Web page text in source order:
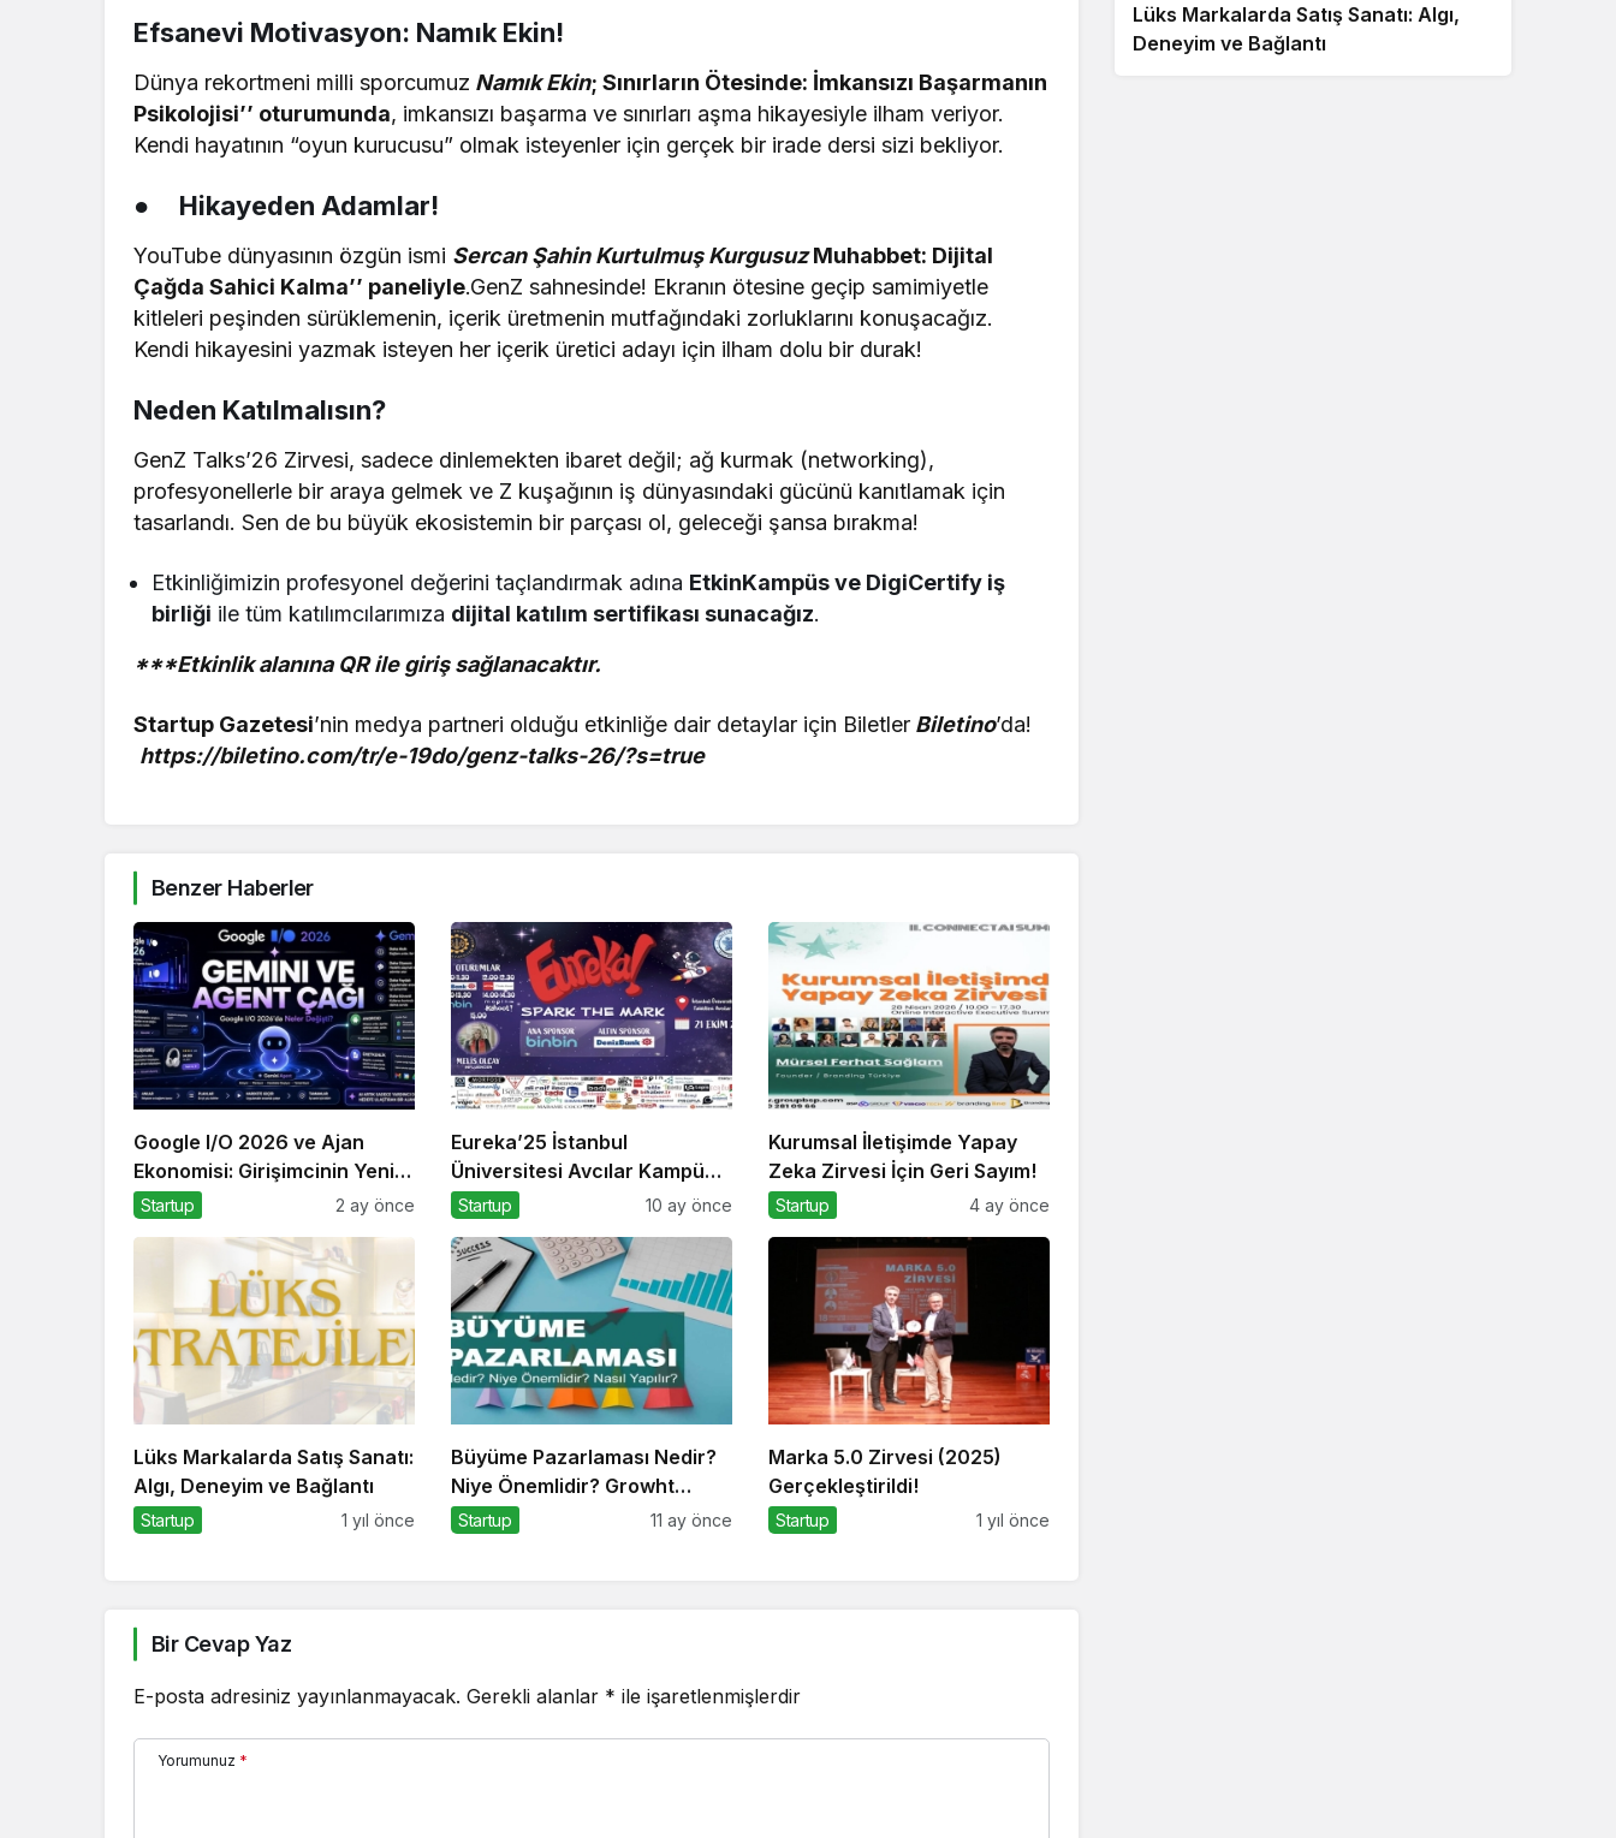
Efsanevi Motivasyon: Namık Ekin!
Dünya rekortmeni milli sporcumuz Namık Ekin;Sınırların Ötesinde: İmkansızı Başarmanın
Psikolojisi’’ oturumunda, imkansızı başarma ve sınırları aşma hikayesiyle ilham veriyor.
Kendi hayatının “oyun kurucusu” olmak isteyenler için gerçek bir irade dersi sizi bekliyor.
● Hikayeden Adamlar!
YouTube dünyasının özgün ismi Sercan Şahin KurtulmuşKurgusuzMuhabbet: Dijital
Çağda Sahici Kalma’’ paneliyle.GenZ sahnesinde! Ekranın ötesine geçip samimiyetle
kitleleri peşinden sürüklemenin, içerik üretmenin mutfağındaki zorluklarını konuşacağız.
Kendi hikayesini yazmak isteyen her içerik üretici adayı için ilham dolu bir durak!
Neden Katılmalısın?
GenZ Talks’26 Zirvesi, sadece dinlemekten ibaret değil; ağ kurmak (networking),
profesyonellerle bir araya gelmek ve Z kuşağının iş dünyasındaki gücünü kanıtlamak için
tasarlandı. Sen de bu büyük ekosistemin bir parçası ol, geleceği şansa bırakma!
Etkinliğimizin profesyonel değerini taçlandırmak adına EtkinKampüs ve DigiCertify iş
birliği ile tüm katılımcılarımıza dijital katılım sertifikası sunacağız.
***Etkinlik alanına QR ile giriş sağlanacaktır.
Startup Gazetesi’nin medya partneri olduğu etkinliğe dair detaylar için Biletler Biletino’da!
https://biletino.com/tr/e-19do/genz-talks-26/?s=true
Benzer Haberler
Google I/O 2026 ve Ajan
Ekonomisi: Girişimcinin Yeni
Rakibi Arama Kutusu
Startup 2 ay önce
Eureka’25 İstanbul
Üniversitesi Avcılar Kampüsü
İşletme Fakültesinde
Startup 10 ay önce
Kurumsal İletişimde Yapay
Zeka Zirvesi İçin Geri Sayım!
Startup 4 ay önce
Lüks Markalarda Satış Sanatı:
Algı, Deneyim ve Bağlantı
Startup 1 yıl önce
Büyüme Pazarlaması Nedir?
Niye Önemlidir? Growht
Marketıng Nasıl Yapılır?
Startup 11 ay önce
Marka 5.0 Zirvesi (2025)
Gerçekleştirildi!
Startup 1 yıl önce
Bir Cevap Yaz
E-posta adresiniz yayınlanmayacak. Gerekli alanlar * ile işaretlenmişlerdir
Yorumunuz *
Lüks Markalarda Satış Sanatı: Algı,
Deneyim ve Bağlantı